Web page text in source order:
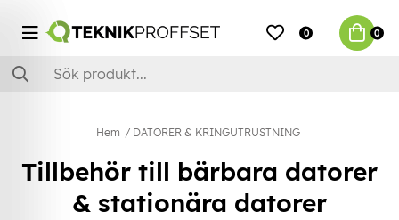
0 0
Hem DATORER & KRINGUTRUSTNING
Tillbehör till bärbara datorer
& stationära datorer